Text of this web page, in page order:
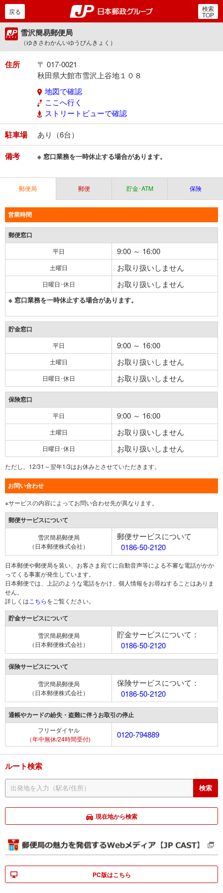
郵便局・日本郵政グルー
戻る 検索
TOP
雪沢簡易郵便局
（ゆきさわかんいゆうびんきょく）
住所
〒 017-0021
秋田県大館市雪沢上谷地１０８
地図で確認
ここへ行く
ストリートビューで確認
駐車場 あり（6台）
備考 ※ 窓口業務を一時休止する場合があります。
郵便局 郵便 貯金･ATM 保険
営業時間
郵便窓口
平日 9:00 ～ 16:00
土曜日 お取り扱いしません
日曜日･休日 お取り扱いしません
※ 窓口業務を一時休止する場合があります。
貯金窓口
平日 9:00 ～ 16:00
土曜日 お取り扱いしません
日曜日･休日 お取り扱いしません
保険窓口
平日 9:00 ～ 16:00
土曜日 お取り扱いしません
日曜日･休日 お取り扱いしません
ただし、12/31～翌年1/3はお休みとさせていただきます。
お問い合わせ
※サービスの内容によってお問い合わせ先が異なります。
郵便サービスについて
雪沢簡易郵便局
（日本郵便株式会社）
郵便サービスについて
0186-50-2120
日本郵便や郵便局を装い、お客さま宛てに自動音声等による不審な電話がかか
ってくる事案が発生しています。
日本郵便では、上記のような電話をかけ、個人情報をお尋ねすることはありま
せん。
詳しくは こちらをご覧ください。
貯金サービスについて
雪沢簡易郵便局
（日本郵便株式会社）
貯金サービスについて：
0186-50-2120
保険サービスについて
雪沢簡易郵便局
（日本郵便株式会社）
保険サービスについて：
0186-50-2120
通帳やカードの紛失・盗難に伴うお取引の停止
フリーダイヤル
（年中無休/24時間受付)
0120-794889
ルート検索
現在地から検索
PC版はこちら